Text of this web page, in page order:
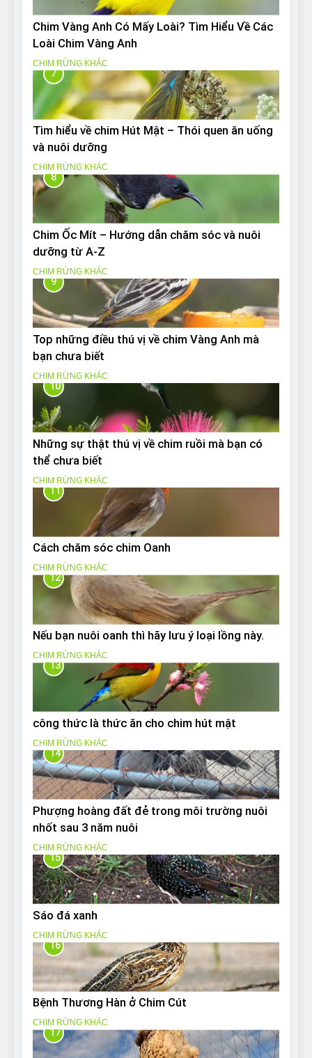
Chim Vàng Anh Có Mấy Loài? Tìm Hiểu Về Các
Loài Chim Vàng Anh
CHIM RỪNG KHÁC
7
Tìm hiểu về chim Hút Mật – Thói quen ăn uống
và nuôi dưỡng
CHIM RỪNG KHÁC
8
Chim Ốc Mít – Hướng dẫn chăm sóc và nuôi
dưỡng từ A-Z
CHIM RỪNG KHÁC
9
Top những điều thú vị về chim Vàng Anh mà
bạn chưa biết
CHIM RỪNG KHÁC
10
Những sự thật thú vị về chim ruồi mà bạn có
thể chưa biết
CHIM RỪNG KHÁC
11
Cách chăm sóc chim Oanh
CHIM RỪNG KHÁC
12
Nếu bạn nuôi oanh thì hãy lưu ý loại lồng này.
CHIM RỪNG KHÁC
13
công thức là thức ăn cho chim hút mật
CHIM RỪNG KHÁC
14
Phượng hoàng đất đẻ trong môi trường nuôi
nhốt sau 3 năm nuôi
CHIM RỪNG KHÁC
15
Sáo đá xanh
CHIM RỪNG KHÁC
16
Bệnh Thương Hàn ở Chim Cút
CHIM RỪNG KHÁC
17